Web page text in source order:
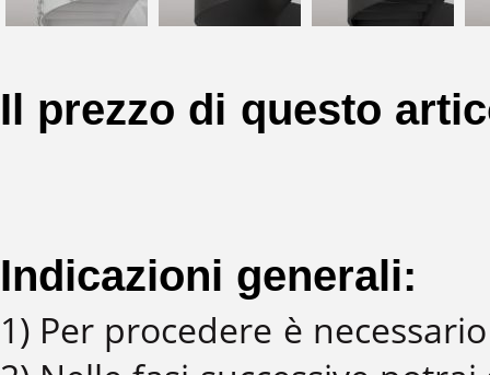
Il prezzo di questo
Indicazioni generali:
1) Per procedere è